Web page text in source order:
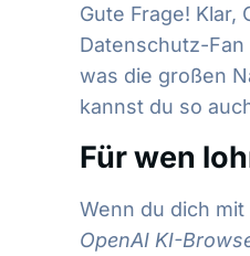
Gute Frage!
Datenschutz-
was die großen
kannst du so
Für wen
Wenn du dich
OpenAI KI-